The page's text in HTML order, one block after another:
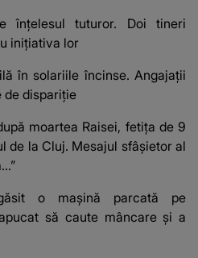
înțelesul tuturor. Doi tineri
inițiativa lor
în solariile încinse. Angajații
de dispariție
moartea Raisei, fetița de 9
de la Cluj. Mesajul sfâșietor al
o mașină parcată pe
să caute mâncare și a